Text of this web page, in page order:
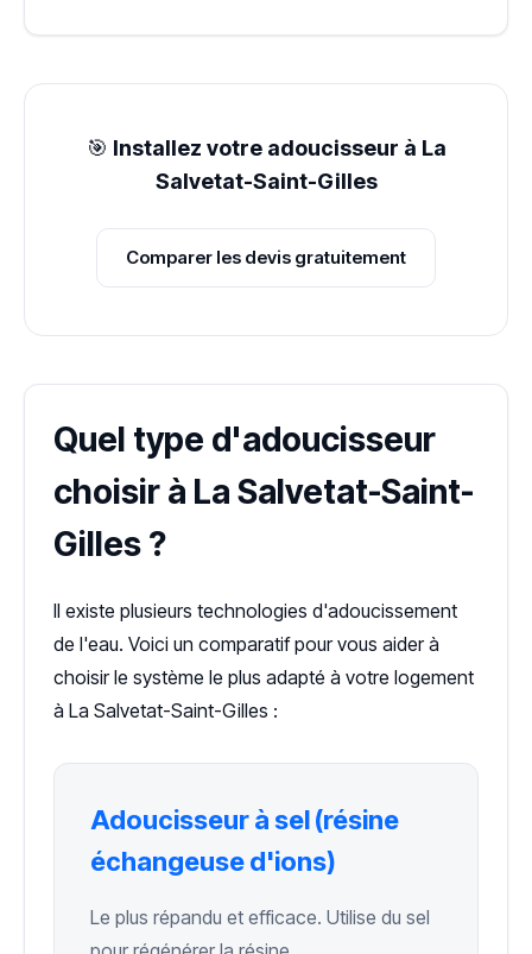
🎯 Installez votre adoucisseur à La
Salvetat-Saint-Gilles
Comparer les devis gratuitement
Quel type d'adoucisseur
choisir à La Salvetat-Saint-
Gilles ?
Il existe plusieurs technologies d'adoucissement
de l'eau. Voici un comparatif pour vous aider à
choisir le système le plus adapté à votre logement
à La Salvetat-Saint-Gilles :
Adoucisseur à sel (résine
échangeuse d'ions)
Le plus répandu et efficace. Utilise du sel